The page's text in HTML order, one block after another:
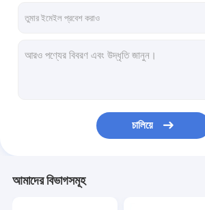
চালিয়ে
আমাদের বিভাগসমূহ